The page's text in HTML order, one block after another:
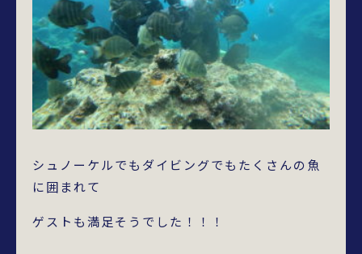
シュノーケルでもダイビングでもたくさんの魚
に囲まれて
ゲストも満足そうでした！！！